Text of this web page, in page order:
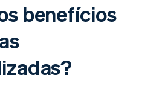
benefícios